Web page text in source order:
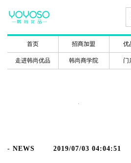
首页 招商加盟 优
走进韩尚优品 韩尚商学院 门
- NEWS 2019/07/03 04:04:51